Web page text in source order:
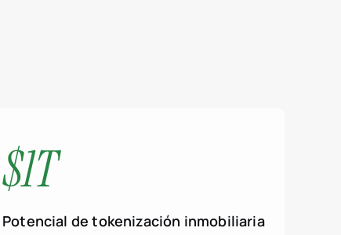
$1T
Potencial de tokenización inmobiliaria